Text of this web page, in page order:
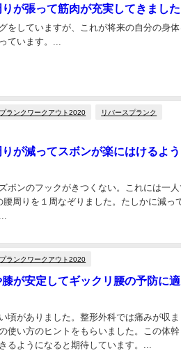
が張って筋肉が充実してきました
をしていますが、これが将来の自分の身体
ています。...
プランクワークアウト2020 リバースプランク
が減ってスボンが楽にはけるよ
ボンのフックがきつくない。これには一人
周りを１周なぞりました。たしかに減っ
プランクワークアウト2020
が安定してギックリ腰の予防に
頃がありました。整形外科では痛みが収
使い方のヒントをもらいました。この体
るようになると期待しています。...